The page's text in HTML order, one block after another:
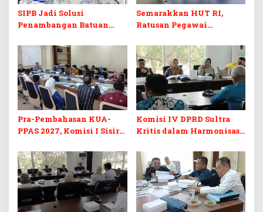
SIPB Jadi Solusi
Penambangan Batuan
di Sultra
Semarakkan HUT RI,
Ratusan Pegawai
Ikuti Lomba Bola Gotong
Pra-Pembahasan KUA-
PPAS 2027, Komisi I Sisir
Berkelanjutan
Komisi IV DPRD Sultra
Kritis dalam Harmonisasi
Perubahan APBD 2026